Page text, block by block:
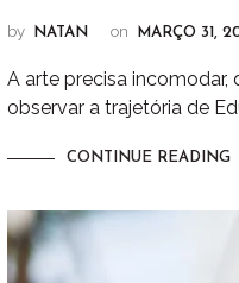
by NATAN on MARÇO 31,
A arte precisa incomodar,
observar a trajetória de
CONTINUE READING